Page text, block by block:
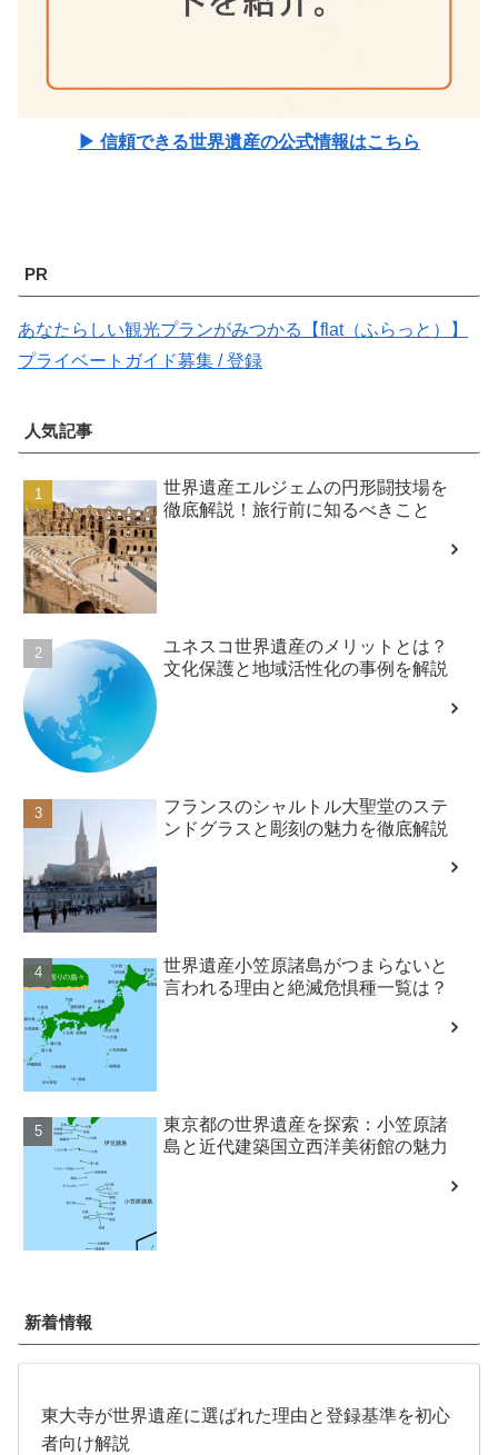
▶ 信頼できる世界遺産の公式情報はこちら
PR
あなたらしい観光プランがみつかる【flat（ふらっと）】
プライベートガイド募集 / 登録
人気記事
世界遺産エルジェムの円形闘技場を
徹底解説！旅行前に知るべきこと
ユネスコ世界遺産のメリットとは？
文化保護と地域活性化の事例を解説
フランスのシャルトル大聖堂のステ
ンドグラスと彫刻の魅力を徹底解説
世界遺産小笠原諸島がつまらないと
言われる理由と絶滅危惧種一覧は？
東京都の世界遺産を探索：小笠原諸
島と近代建築国立西洋美術館の魅力
新着情報
東大寺が世界遺産に選ばれた理由と登録基準を初心
者向け解説